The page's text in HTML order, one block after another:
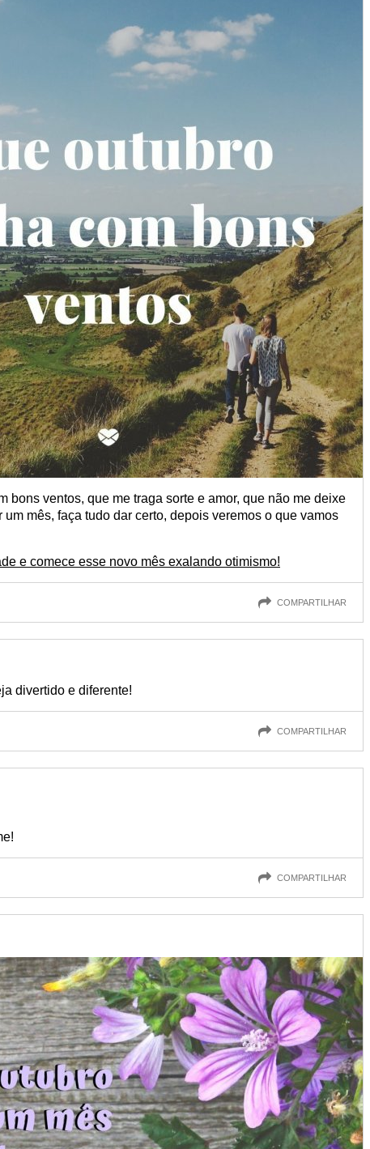
bons ventos, que me traga sorte e amor, que não me deixe
um mês, faça tudo dar certo, depois veremos o que vamos
e comece esse novo mês exalando otimismo!
COMPARTILHAR
divertido e diferente!
COMPARTILHAR
COMPARTILHAR